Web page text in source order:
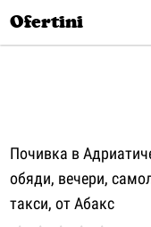
Ofertini
Почивка в
обяди, вечери,
такси, от Абакс